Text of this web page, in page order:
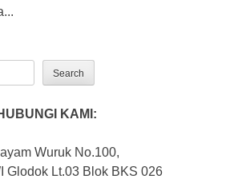
Search
KAMI:
Wuruk No.100,
Glodok Lt.03 Blok BKS 026